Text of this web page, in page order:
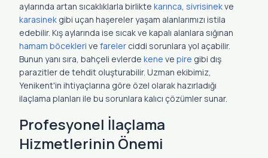
aylarında artan sıcaklıklarla birlikte karınca, sivrisinekve
karasinek gibi uçan haşereler yaşam alanlarımızı istila
edebilir. Kış aylarında ise sıcak ve kapalı alanlara sığınan
hamam böcekleri ve fareler ciddi sorunlara yol açabilir.
Bunun yanı sıra, bahçeli evlerde kene ve pire gibi dış
parazitler de tehdit oluşturabilir. Uzman ekibimiz,
Yenikent'in ihtiyaçlarına göre özel olarak hazırladığı
ilaçlama planları ile bu sorunlara kalıcı çözümler sunar.
Profesyonel İlaçlama
Hizmetlerinin Önemi